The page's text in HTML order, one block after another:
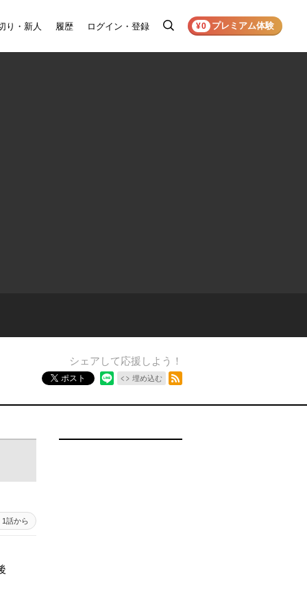
り・新人 履歴 ログイン・登録
検
¥0 プレミアム体験
シェアして応援しよう！
ポスト 埋め込む
1話から